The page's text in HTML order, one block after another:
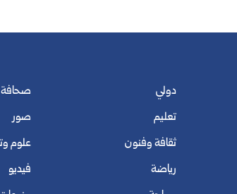
دولي
تعليم
ثقافة وفنون
رياضة
صحافة
صور
علوم
فيديو